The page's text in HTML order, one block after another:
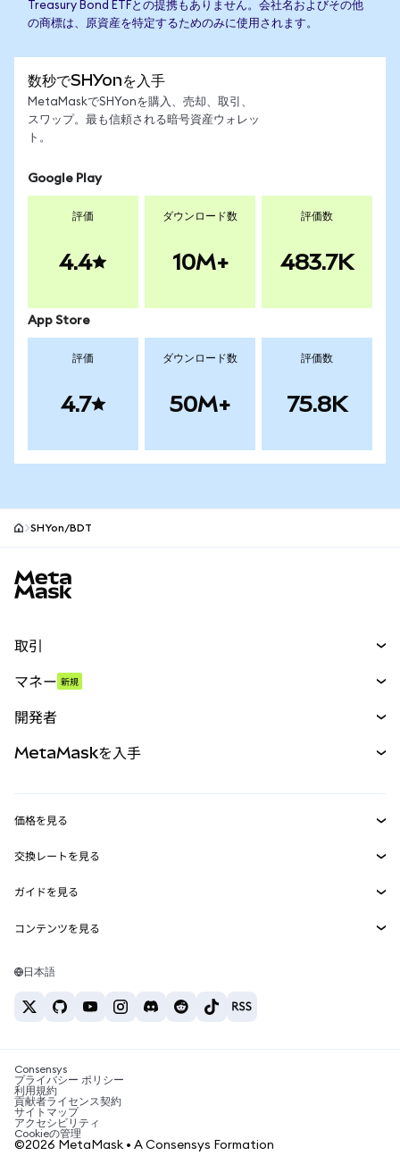
Treasury Bond ETFとの提携もありません。会社名およびその他
の商標は、原資産を特定するためのみに使用されます。
数秒でSHYonを入手
MetaMaskでSHYonを購入、売却、取引、
スワップ。最も信頼される暗号資産ウォレッ
ト。
Google Play
評価
4.4
ダウンロード数
10M+
評価数
483.7K
App Store
評価
4.7
ダウンロード数
50M+
評価数
75.8K
SHYon/BDT
取引
パーペチュアル
RWA
マネー 新規
開発者
MetaMask Connect
Snaps
Web3サービス
MetaMaskを入手
セキュリティ
サポート
キャリア
お問い合わせ
価格を見る
イーサリアムの価格
Solanaの価格
Tetherの価格
交換レートを見る
ETH→USD
USDT→INR
BTC→INR
ETH→USDT
ガイドを見る
ETHの購入
USDTの購入
SHIBの購入
BNBの購入
コンテンツを見る
Solanaウォレット
税制関連ニュース
暗号資産の購入方法は？
ビットコインを売るには？
日本語
Consensys
プライバシー ポリシー
利用規約
貢献者ライセンス契約
サイトマップ
アクセシビリティ
Cookieの管理
©2026 MetaMask • A Consensys Formation